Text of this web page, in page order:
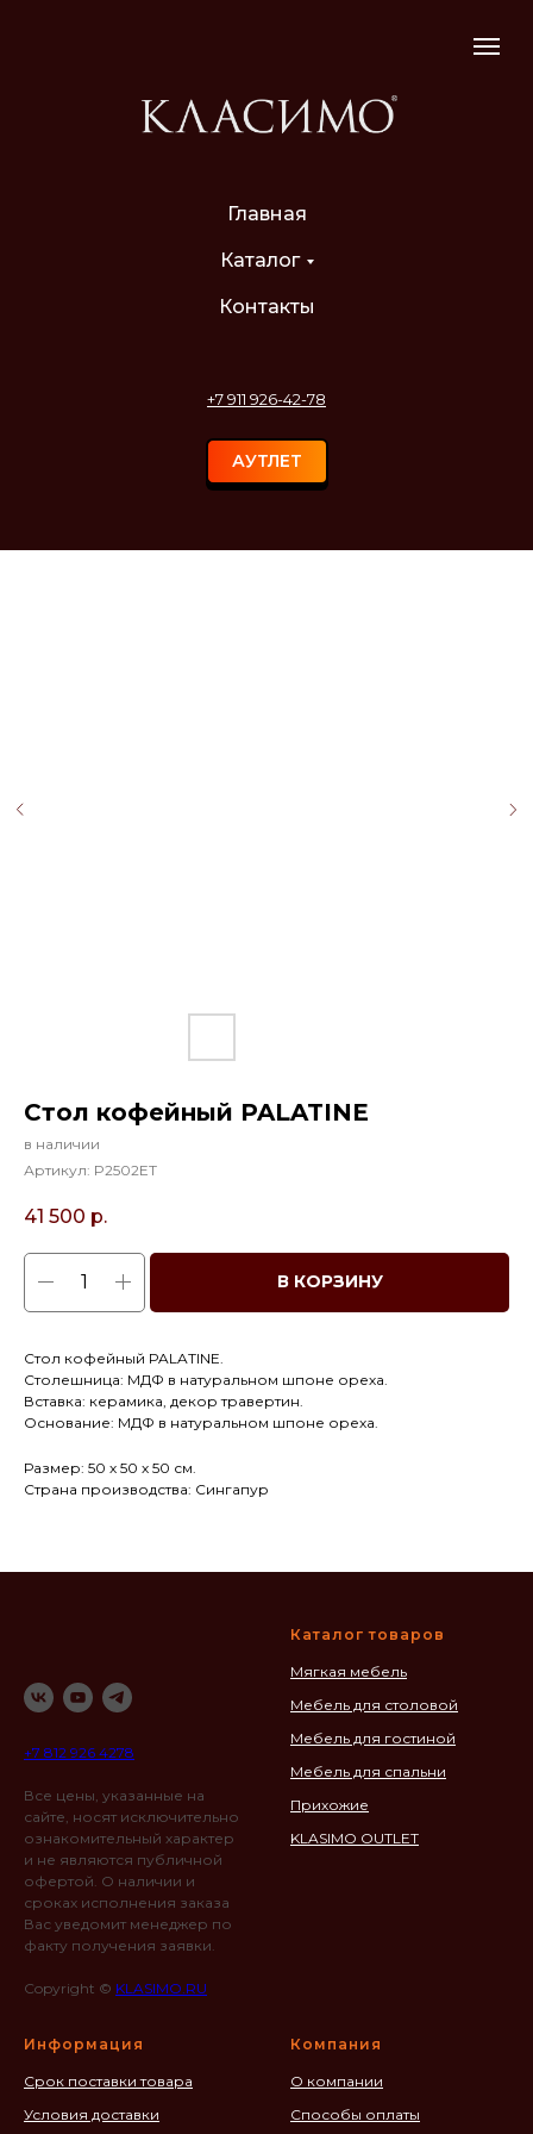
Главная
Каталог
Контакты
+7 911 926-42-78
АУТЛЕТ
Стол кофейный PALATINE
в наличии
Артикул: P2502ET
41 500 р.
В КОРЗИНУ
Стол кофейный PALATINE.
Столешница: МДФ в натуральном шпоне ореха.
Вставка: керамика, декор травертин.
Основание: МДФ в натуральном шпоне ореха.
Размер: 50 х 50 х 50 см.
Страна производства: Сингапур
+7 812 926 4278
Все цены, указанные на
сайте, носят исключительно
ознакомительный характер
и не являются публичной
офертой. О наличии и
сроках исполнения заказа
Вас уведомит менеджер по
факту получения заявки.
Copyright © KLASIMO.RU
Каталог товаров
Мягкая мебель
Мебель для столовой
Мебель для гостиной
Мебель для спальни
Прихожие
KLASIMO OUTLET
Информация
Срок поставки товара
Условия доставки
Компания
О компании
Способы оплаты